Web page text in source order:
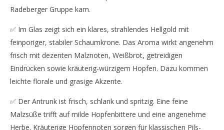
Radeberger Gruppe kam.
✅ Im Glas zeigt sich ein klares, strahlendes Hellgold mit
feinporiger, stabiler Schaumkrone. Das Aroma wirkt angenehm
frisch mit dezenten Malznoten, Weißbrot, getreidigen
Eindrücken sowie kräuterig-würzigem Hopfen. Dazu kommen
leichte florale und grasige Akzente.
✅ Der Antrunk ist frisch, schlank und spritzig. Eine feine
Malzsüße trifft auf milde Hopfenbittere und eine angenehme
Herbe. Kräuterige Hopfennoten sorgen für klassischen Pils-